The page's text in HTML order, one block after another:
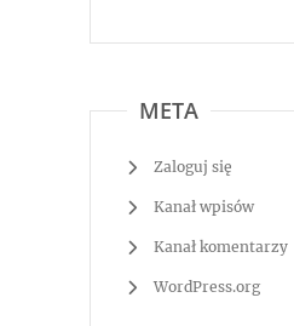
META
Zaloguj się
Kanał wpisów
Kanał komentarzy
WordPress.org